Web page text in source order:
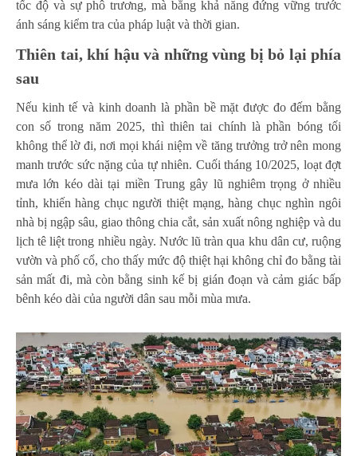
tốc độ và sự phô trương, mà bằng khả năng đứng vững trước
ánh sáng kiểm tra của pháp luật và thời gian.
Thiên tai, khí hậu và những vùng bị bỏ lại phía
sau
Nếu kinh tế và kinh doanh là phần bề mặt được đo đếm bằng
con số trong năm 2025, thì thiên tai chính là phần bóng tối
không thể lờ đi, nơi mọi khái niệm về tăng trưởng trở nên mong
manh trước sức nặng của tự nhiên. Cuối tháng 10/2025, loạt đợt
mưa lớn kéo dài tại miền Trung gây lũ nghiêm trọng ở nhiều
tỉnh, khiến hàng chục người thiệt mạng, hàng chục nghìn ngôi
nhà bị ngập sâu, giao thông chia cắt, sản xuất nông nghiệp và du
lịch tê liệt trong nhiều ngày. Nước lũ tràn qua khu dân cư, ruộng
vườn và phố cổ, cho thấy mức độ thiệt hại không chỉ đo bằng tài
sản mất đi, mà còn bằng sinh kế bị gián đoạn và cảm giác bấp
bênh kéo dài của người dân sau mỗi mùa mưa.